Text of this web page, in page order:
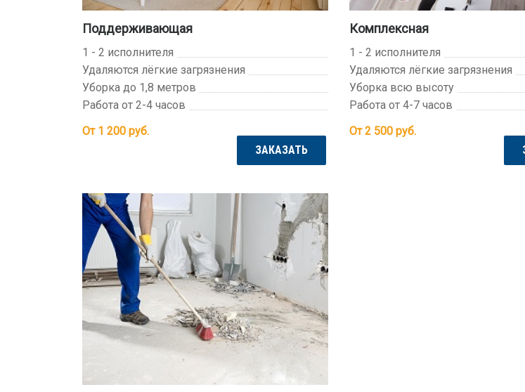
Поддерживающая
1 - 2 исполнителя
Удаляются лёгкие загрязнения
Уборка до 1,8 метров
Работа от 2-4 часов
От 1 200 руб.
ЗАКАЗАТЬ
Комплексная
1 - 2 исполнителя
Удаляются лёгкие загрязнения
Уборка всю высоту
Работа от 4-7 часов
От 2 500руб.